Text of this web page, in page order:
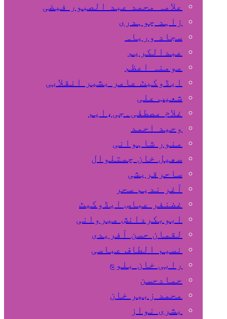
علامہ محمد عبد الصبور فیضی
زاہد چوہدری
سجاد وریاہ
عبدالکریم
مومنہ اعظم
ایڈوکیٹ عامر بشیر انقلابی
شعیب علی
غلام مصطفٰی۔جی،ایم
وحید احمد
منور شاہوانی
سھیل خان چمتلوال
ساحرقریشی
آغر ندیم سحر
غضنفر عباس ایڈوکیٹ
ابوبکردانش میروانی
لقمان حسن آفریدی
نسیم الطاف عباسی
رابی خان بلوچ
حمادحسن
محمد زبیر خان
بشری نواز